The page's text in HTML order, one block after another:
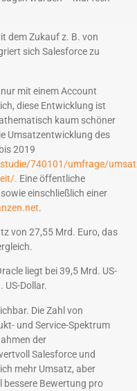
dem Zukauf z. B. von
sich Salesforce zu
mit einem Account
diese Entwicklung ist
kaum schöner
Umsatzentwicklung des
2019
740101/umfrage/
. Eine öffentliche
einschließlich einer
.
von 27,55 Mrd. Euro, das
liegt bei 39,5 Mrd. US-
US-Dollar.
Die Zahl von
und Service-Spektrum
der
Salesforce und
mehr Umsatz, aber
bessere Bewertung pro